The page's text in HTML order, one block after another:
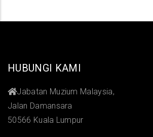
HUBUNGI KAMI
Jabatan Muzium Malaysia,
Jalan Damansara
50566 Kuala Lumpur